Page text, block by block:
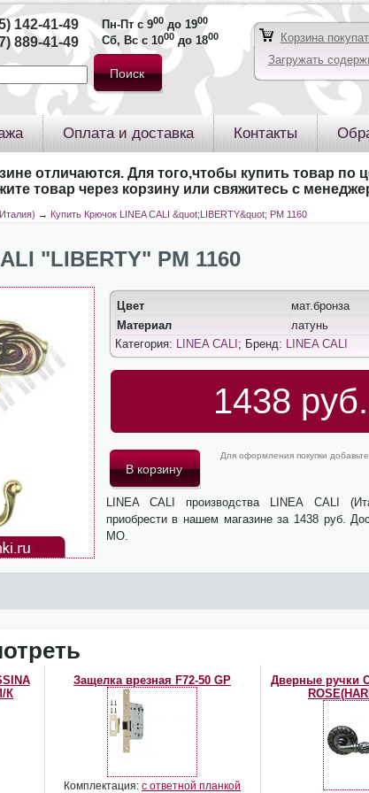
142-41-49
889-41-49
Пн-Пт с 900до 1900
Сб, Вс с 1000до 1800
Корзина
Загружать
Оплата и доставка Контакты
отличаются. Для того,чтобы купить товар по
товар через корзину или свяжитесь с
→ Купить Крючок LINEA CALI &quot;LIBERTY&quot; РМ 1160
"LIBERTY" РМ 1160
Цвет
мат.бронза
Материал
латунь
Категория: LINEA CALI ; Бренд: LINEA CALI
1438 руб.
Для оформления покупки
LINEA CALI производства LINEA CALI
приобрести в нашем магазине за 1438 руб.
МО.
К
Защелка врезная F72-50 GP
Комплектация: с ответной планкой
Дверные ручки